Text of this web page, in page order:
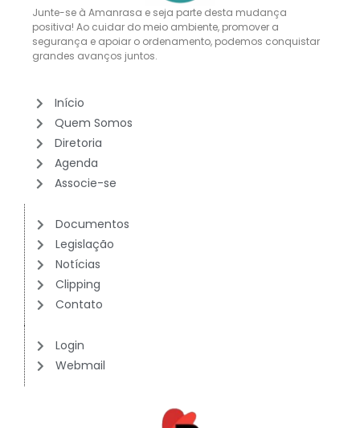
Junte-se à Amanrasa e seja parte desta mudança
positiva! Ao cuidar do meio ambiente, promover a
segurança e apoiar o ordenamento, podemos conquistar
grandes avanços juntos.
Início
Quem Somos
Diretoria
Agenda
Associe-se
Documentos
Legislação
Notícias
Clipping
Contato
Login
Webmail